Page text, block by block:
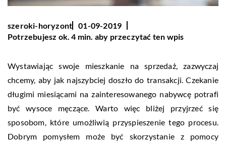
szeroki-horyzont
01-09-2019
Potrzebujesz ok. 4 min. aby przeczytać ten wpis
Wystawiając swoje mieszkanie na sprzedaż, zazwyczaj
chcemy, aby jak najszybciej doszło do transakcji. Czekanie
długimi miesiącami na zainteresowanego nabywcę potrafi
być wysoce męczące. Warto więc bliżej przyjrzeć się
sposobom, które umożliwią przyspieszenie tego procesu.
Dobrym pomysłem może być skorzystanie z pomocy